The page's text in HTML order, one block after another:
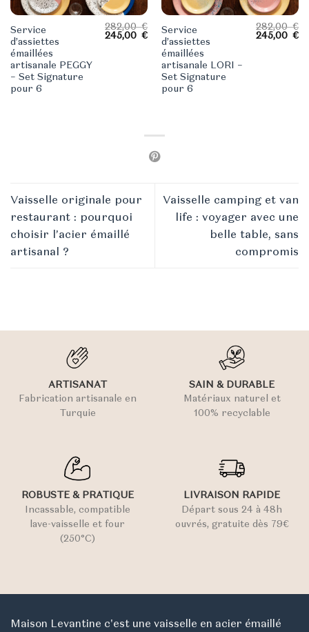
Service
d’assiettes
émaillées
artisanale PEGGY
– Set Signature
pour 6
282,00€
Le
prix
245,00€Le
prix
actuel
est :
245,00 €.
Service
d’assiettes
émaillées
artisanale LORI –
Set Signature
pour 6
282,00€
Le
prix
245,00€
Vaisselle originale pour
restaurant : pourquoi
choisir l’acier émaillé
artisanal ?
Vaisselle camping et van
life : voyager avec une
belle table, sans
compromis
ARTISANAT
Fabrication artisanale en
Turquie
SAIN & DURABLE
Matériaux naturel et
100% recyclable
ROBUSTE & PRATIQUE
Incassable, compatible
lave-vaisselle et four
(250°C)
LIVRAISON RAPIDE
Départ sous 24 à 48h
ouvrés, gratuite dès 79€
Maison Levantine c'est une vaisselle en acier émaillé